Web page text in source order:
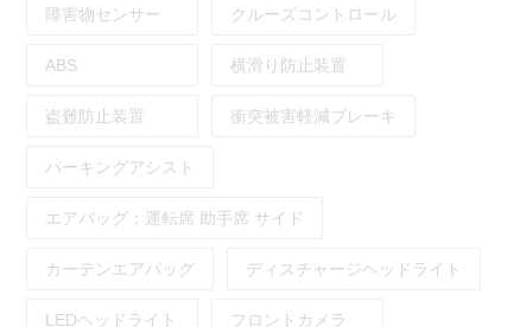
障害物センサー クルーズコントロール
ABS 横滑り防止装置
盗難防止装置 衝突被害軽減ブレーキ
パーキングアシスト
エアバッグ： 運転席 助手席 サイド
カーテンエアバッグ ディスチャージヘッドライト
LEDヘッドライト フロントカメラ